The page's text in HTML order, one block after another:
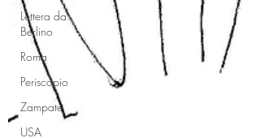
Lettera da
Berlino
Roma
Periscopio
Zampate
USA